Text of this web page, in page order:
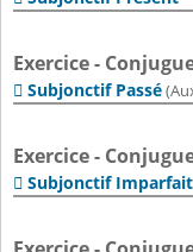
Exercice -
 Subjonctif Passé
Exercice -
 Subjonctif Imparfait